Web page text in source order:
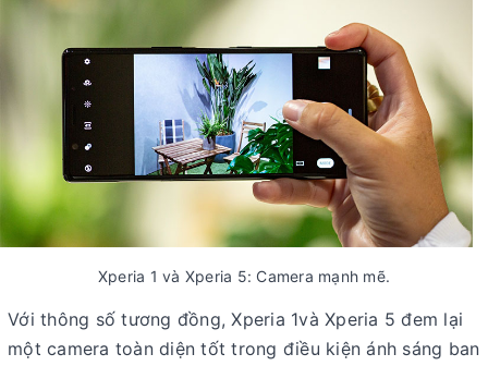
Xperia 1 và Xperia 5: Camera mạnh mẽ.
Với thông số tương đồng, Xperia 1và Xperia 5 đem lại
một camera toàn diện tốt trong điều kiện ánh sáng ban